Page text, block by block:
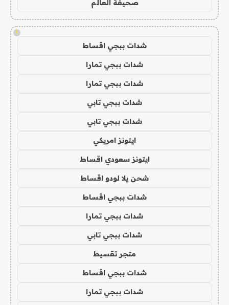
صحيفة العالم
!
شدات ببجي اقساط
شدات ببجي تمارا
شدات ببجي تمارا
شدات ببجي تابي
شدات ببجي تابي
ايتونز امريكي
ايتونز سعودي اقساط
شحن يلا لودو اقساط
شدات ببجي اقساط
شدات ببجي تمارا
شدات ببجي تابي
متجر تقسيط
شدات ببجي اقساط
شدات ببجي تمارا